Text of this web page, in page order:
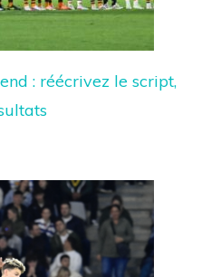
: réécrivez le script,